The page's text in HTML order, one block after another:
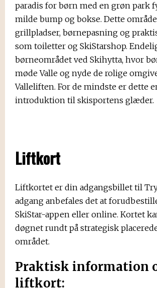
paradis for børn med en grøn park
milde bump og bokse. Dette
grillpladser, børnepasning og
som toiletter og SkiStarshop.
børneområdet ved Skihytta, hvor
møde Valle og nyde de rolige
Valleliften. For de mindste er dette
introduktion til skisportens glæder.
Liftkort
Liftkortet er din adgangsbillet til
adgang anbefales det at
SkiStar-appen eller online. Kortet
døgnet rundt på strategisk
området.
Praktisk information
liftkort: